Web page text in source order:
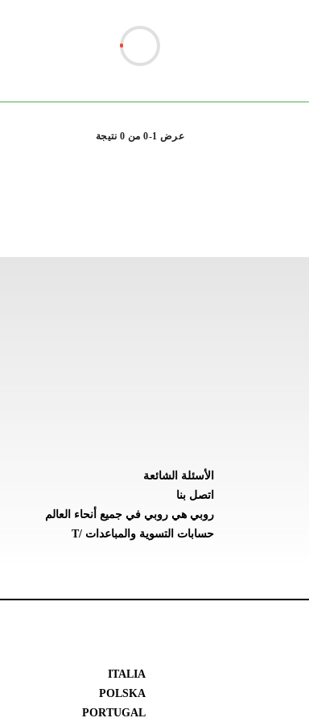
عرض 1-0 من 0 نتيجة
الأسئلة الشائعة
اتصل بنا
روبي هي روبي في جميع أنحاء العالم
حسابات التسوية والمباعدات /T
ITALIA
POLSKA
PORTUGAL